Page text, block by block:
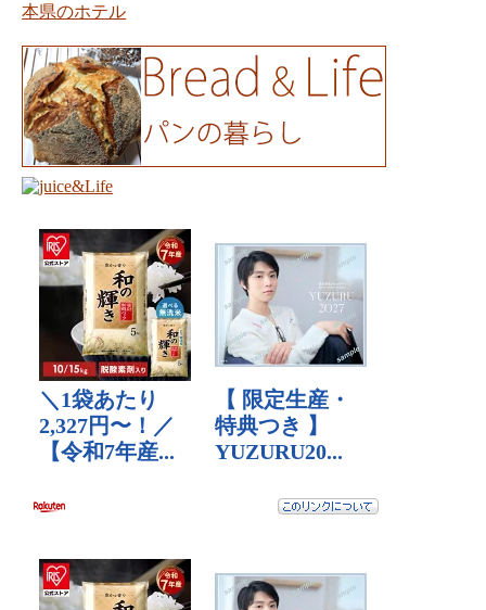
本県のホテル